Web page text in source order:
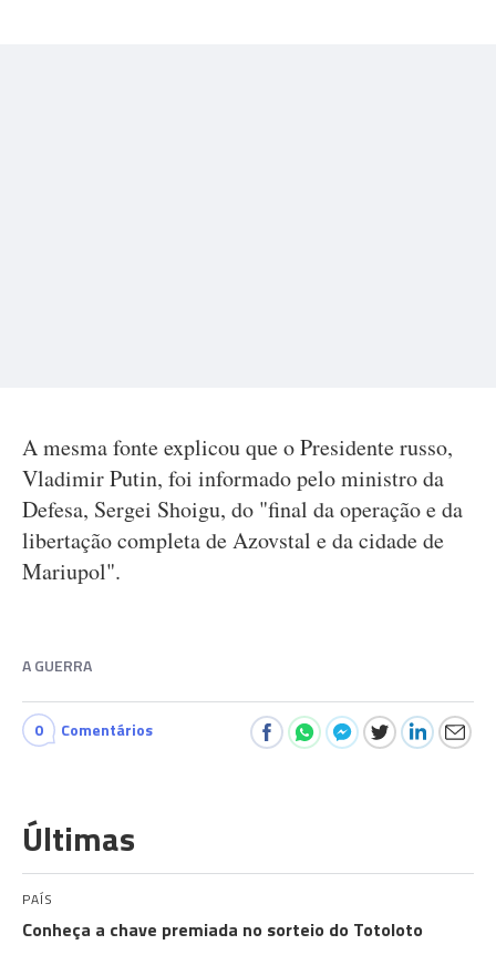
A mesma fonte explicou que o Presidente russo,
Vladimir Putin, foi informado pelo ministro da
Defesa, Sergei Shoigu, do "final da operação e da
libertação completa de Azovstal e da cidade de
Mariupol".
A GUERRA
0 Comentários
Últimas
PAÍS
Conheça a chave premiada no sorteio do Totoloto